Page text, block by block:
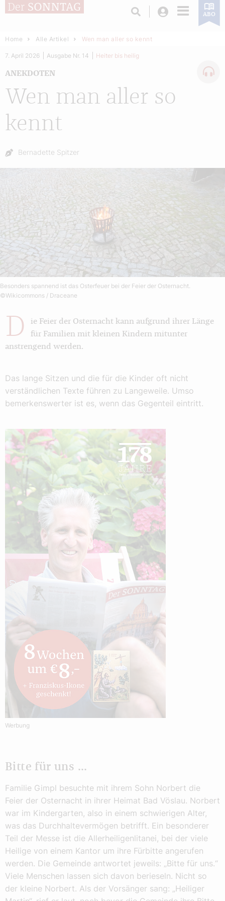
Login ABO
Home Alle Artikel Wen man aller so kennt
Wen man aller so
kennt
ANEKDOTEN
7. April 2026 Ausgabe Nr. 14 Heiter bis heilig
Autor:
Bernadette Spitzer
Besonders spannend ist das Osterfeuer bei der Feier der Osternacht.
©Wikicommons / Draceane
D
ie Feier der Osternacht kann aufgrund ihrer Länge
für Familien mit kleinen Kindern mitunter
anstrengend werden.
Das lange Sitzen und die für die Kinder oft nicht
verständlichen Texte führen zu Langeweile. Umso
bemerkenswerter ist es, wenn das Gegenteil eintritt.
Werbung
Bitte für uns ...
Familie Gimpl besuchte mit ihrem Sohn Norbert die
Feier der Osternacht in ihrer Heimat Bad Vöslau. Norbert
war im Kindergarten, also in einem schwierigen Alter,
was das Durchhaltevermögen betrifft. Ein besonderer
Teil der Messe ist die Allerheiligenlitanei, bei der viele
Heilige von einem Kantor um ihre Fürbitte angerufen
werden. Die Gemeinde antwortet jeweils: „Bitte für uns.“
Viele Menschen lassen sich davon berieseln. Nicht so
der kleine Norbert. Als der Vorsänger sang: „Heiliger